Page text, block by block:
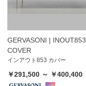
GERVASONI | INOUT853
COVER
インアウト853 カバー
￥291,500 ～ ￥400,400